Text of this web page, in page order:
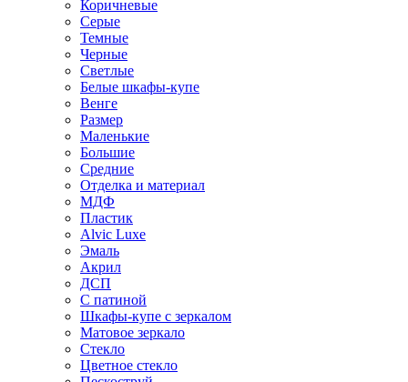
Коричневые
Серые
Темные
Черные
Светлые
Белые шкафы-купе
Венге
Размер
Маленькие
Большие
Средние
Отделка и материал
МДФ
Пластик
Alvic Luxe
Эмаль
Акрил
ДСП
С патиной
Шкафы-купе с зеркалом
Матовое зеркало
Стекло
Цветное стекло